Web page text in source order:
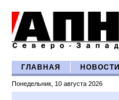
ГЛАВНАЯ НОВОСТИ
Понедельник, 10 августа 2026